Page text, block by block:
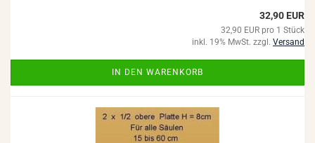
32,90 EUR
32,90 EUR pro 1 Stück
inkl. 19% MwSt. zzgl. Versand
IN DEN WARENKORB